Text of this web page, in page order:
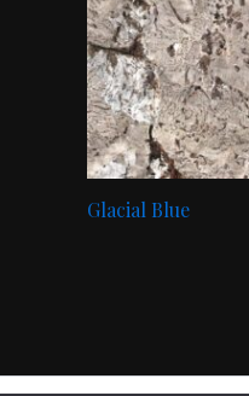
Glacial Blue